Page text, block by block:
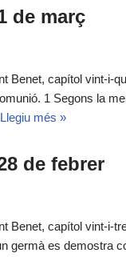
de març
Benet, capítol vint-i-
1 Segons la
Llegiu més »
de febrer
Benet, capítol vint-i-
germà es demostra